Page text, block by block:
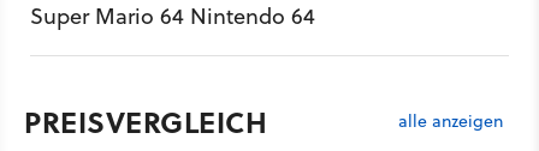
Super Mario 64 Nintendo 64
PREISVERGLEICH alle anzeigen